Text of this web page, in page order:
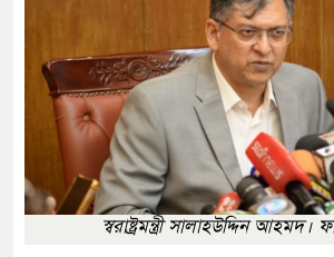
স্বরাষ্ট্রমন্ত্রী সালাহউদ্দিন আহমদ।